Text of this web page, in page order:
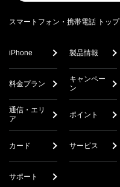
スマートフォン・携帯電話 トップ
iPhone 製品情報
料金プラン
キャンペー
ン
通信・エリ
ア
ポイント
カード サービス
サポート